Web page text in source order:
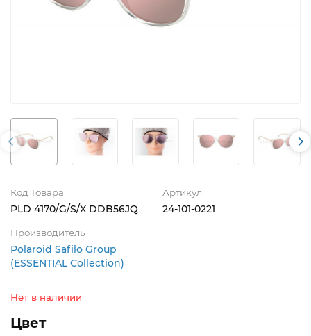
Код Товара
PLD 4170/G/S/X DDB56JQ
Артикул
24-101-0221
Производитель
Polaroid Safilo Group
(ESSENTIAL Collection)
Нет в наличии
Цвет